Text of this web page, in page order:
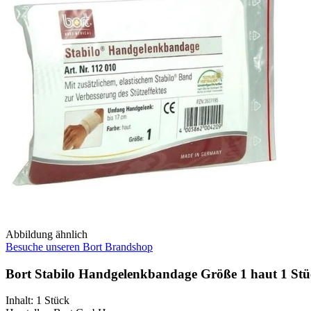
Abbildung ähnlich
Besuche unseren Bort Brandshop
Bort Stabilo Handgelenkbandage Größe 1 haut 1
Inhalt: 1 Stück